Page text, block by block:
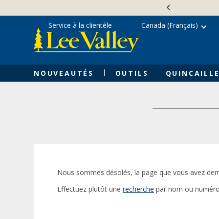
content
NOUVEAUTÉS OUTILS
Service à la clientèle Canada (Français)
Nous sommes désolés, la page que vous avez
Effectuez plutôt une recherche par nom ou